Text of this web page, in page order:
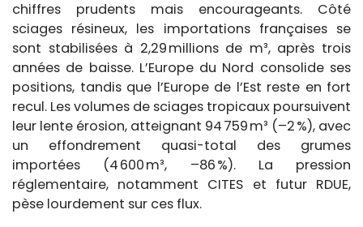
chiffres prudents mais encourageants. Côté
sciages résineux, les importations françaises se
sont stabilisées à 2,29 millions de m³, après trois
années de baisse. L’Europe du Nord consolide ses
positions, tandis que l’Europe de l’Est reste en fort
recul. Les volumes de sciages tropicaux poursuivent
leur lente érosion, atteignant 94 759 m³ (–2 %), avec
un effondrement quasi-total des grumes
importées (4 600 m³, –86 %). La pression
réglementaire, notamment CITES et futur RDUE,
pèse lourdement sur ces flux.